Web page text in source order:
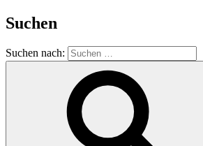
Suchen
Suchen nach: